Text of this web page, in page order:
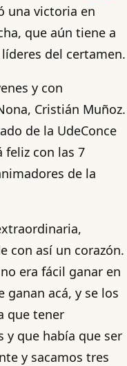
una victoria en
que aún tiene a
del certamen.
y con
Cristián Muñoz.
de la UdeConce
feliz con las 7
de la
con así un corazón.
era fácil ganar en
ganan acá, y se los
que tener
y que había que ser
y sacamos tres